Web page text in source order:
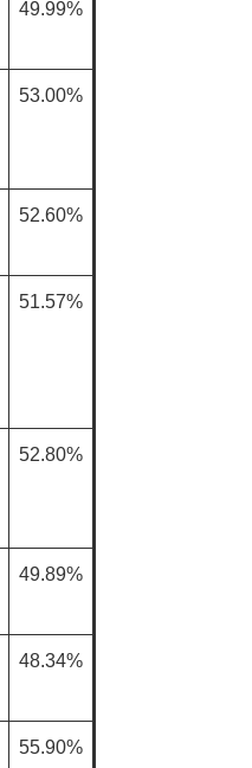
49.99%
53.00%
52.60%
51.57%
52.80%
49.89%
48.34%
55.90%